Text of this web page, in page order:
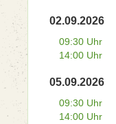
02.09.2026
09:30 Uhr
14:00 Uhr
05.09.2026
09:30 Uhr
14:00 Uhr